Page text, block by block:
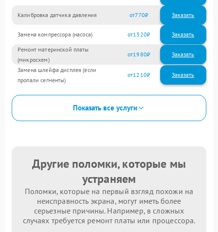
Калибровка датчика давления 770
Замена компрессора (насоса) 1320
Ремонт материнской платы
(микросхем)
1980
Замена шлейфа дисплея (если
пропали сегменты)
1210
Показать все услуги
Другие поломки, которые мы
устраняем
Поломки, которые на первый взгляд похожи на
неисправность экрана, могут иметь более
серьезные причины. Например, в сложных
случаях требуется ремонт платы или процессора.